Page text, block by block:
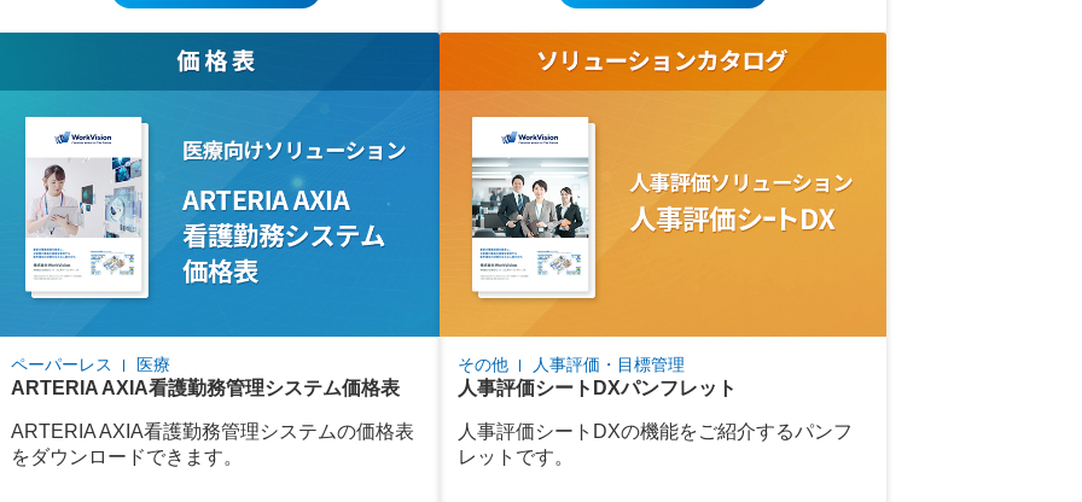
ペーパーレス 医療
ARTERIA AXIA看護勤務管理システム価格表
ARTERIA AXIA看護勤務管理システムの価格表
をダウンロードできます。
その他 人事評価・目標管理
人事評価シートDXパンフレット
人事評価シートDXの機能をご紹介するパンフ
レットです。